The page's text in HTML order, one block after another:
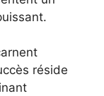
réside